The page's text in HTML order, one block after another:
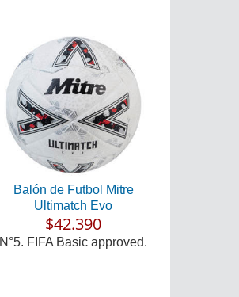
Balón de Futbol Mitre
Ultimatch Evo
$42.390
N°5. FIFA Basic approved.